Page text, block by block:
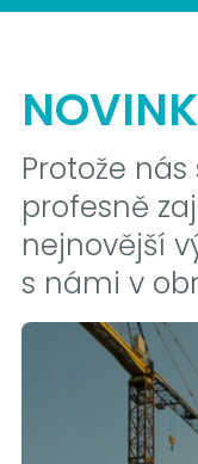
Protože
profesně
nejnovější
s námi v